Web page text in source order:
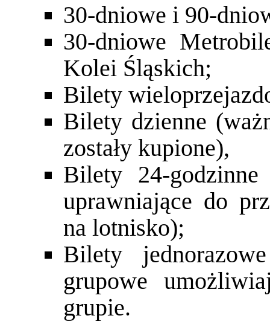
30-dniowe i 90-
30-dniowe
Kolei Śląskich;
Bilety
Bilety dzienne
zostały kupione),
Bilety 24-
uprawniające do
na lotnisko);
Bilety
grupowe
grupie.